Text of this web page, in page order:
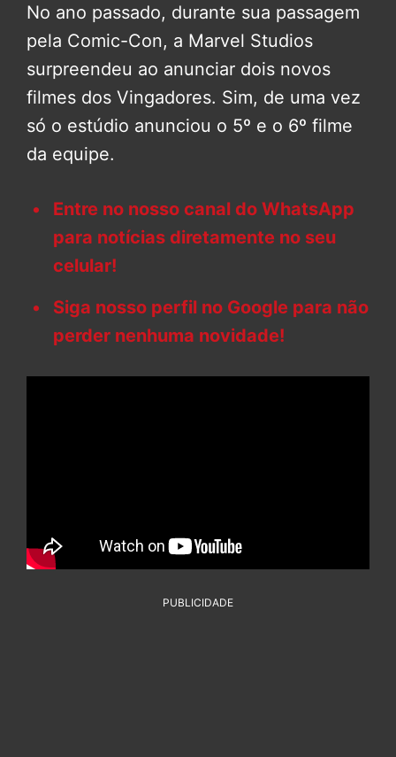
No ano passado, durante sua passagem
pela Comic-Con, a Marvel Studios
surpreendeu ao anunciar dois novos
filmes dos Vingadores. Sim, de uma vez
só o estúdio anunciou o 5º e o 6º filme
da equipe.
Entre no nosso canal do WhatsApp
para notícias diretamente no seu
celular!
Siga nosso perfil no Google para não
perder nenhuma novidade!
PUBLICIDADE